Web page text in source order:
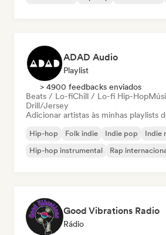
ADAD Audio
Playlist
> 4900 feedbacks enviados
Beats / Lo-fiChill / Lo-fi Hip-Hop
Drill/Jersey
Adicionar artistas às minhas playlists
Hip-hop Folk indie Indie pop Indie
Hip-hop instrumental
Rap
Good Vibrations Radio
Rádio